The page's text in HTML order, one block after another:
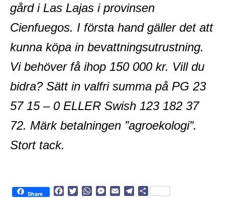
gård i Las Lajas i provinsen
Cienfuegos. I första hand gäller det att
kunna köpa in bevattningsutrustning.
Vi behöver få ihop 150 000 kr. Vill du
bidra? Sätt in valfri summa på PG 23
57 15 – 0 ELLER Swish 123 182 37
72. Märk betalningen ”agroekologi”.
Stort tack.
Share
W
M
D